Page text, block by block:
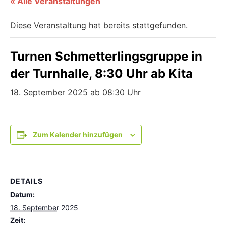
Diese Veranstaltung hat bereits stattgefunden.
Turnen Schmetterlingsgruppe in
der Turnhalle, 8:30 Uhr ab Kita
18. September 2025 ab 08:30 Uhr
Zum Kalender hinzufügen
DETAILS
Datum:
18. September 2025
Zeit: